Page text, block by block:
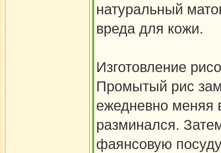
натуральный
вреда для кожи.
Изготовление
Промытый рис
ежедневно меняя
разминался.
фаянсовую